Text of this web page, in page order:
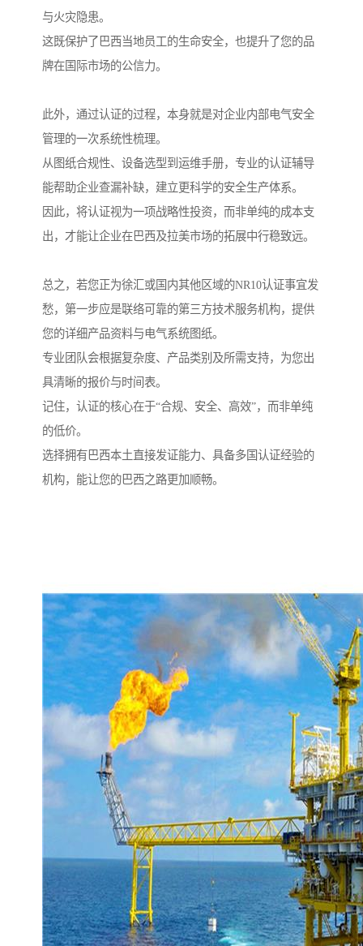
与火灾隐患。
这既保护了巴西当地员工的生命安全，也提升了您的品
牌在国际市场的公信力。
此外，通过认证的过程，本身就是对企业内部电气安全
管理的一次系统性梳理。
从图纸合规性、设备选型到运维手册，专业的认证辅导
能帮助企业查漏补缺，建立更科学的安全生产体系。
因此，将认证视为一项战略性投资，而非单纯的成本支
出，才能让企业在巴西及拉美市场的拓展中行稳致远。
总之，若您正为徐汇或国内其他区域的NR10认证事宜发
愁，第一步应是联络可靠的第三方技术服务机构，提供
您的详细产品资料与电气系统图纸。
专业团队会根据复杂度、产品类别及所需支持，为您出
具清晰的报价与时间表。
记住，认证的核心在于“合规、安全、高效”，而非单纯
的低价。
选择拥有巴西本土直接发证能力、具备多国认证经验的
机构，能让您的巴西之路更加顺畅。